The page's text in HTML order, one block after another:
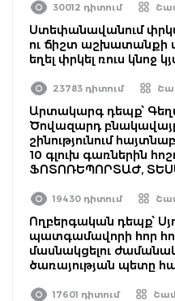
30012 դիտում
Ստեփանավանում
ու ճիշտ աշխատանքի
եղել փրկել ռուս կնոջ
23783 դիտում
Արտակարգ դեպք՝
Ծովազարդ
շինությունում
10 գլուխ գառներին
ՖՈՏՈՌԵՊՈՐՏԱԺ,
19430 դիտում
Ողբերգական դեպք՝
պատգամավորի հոր
մասնակցելու
ծառայության պետը
17601 դիտում